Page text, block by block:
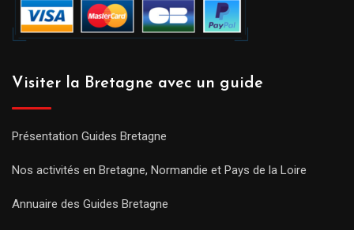
Visiter la Bretagne avec un guide
Présentation Guides Bretagne
Nos activités en Bretagne, Normandie et Pays de la Loire
Annuaire des Guides Bretagne